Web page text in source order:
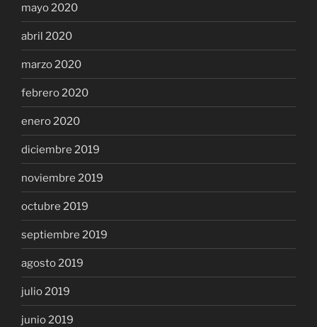
mayo 2020
abril 2020
marzo 2020
febrero 2020
enero 2020
diciembre 2019
noviembre 2019
octubre 2019
septiembre 2019
agosto 2019
julio 2019
junio 2019